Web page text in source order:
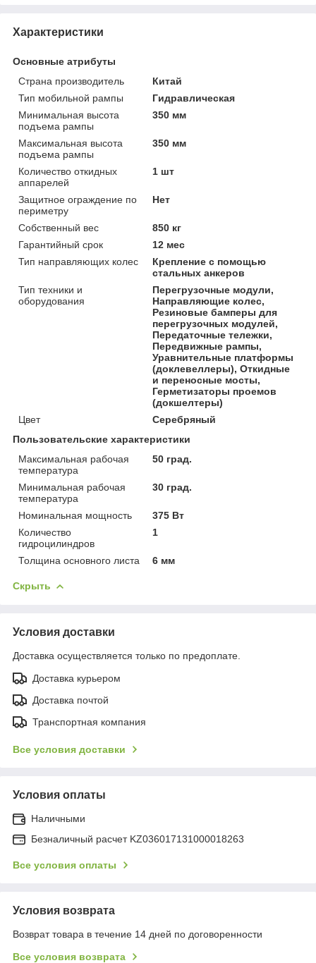
Характеристики
Основные атрибуты
Страна производитель
Китай
Тип мобильной рампы
Гидравлическая
Минимальная высота
подъема рампы
350 мм
Максимальная высота
подъема рампы
350 мм
Количество откидных
аппарелей
1 шт
Защитное ограждение по
периметру
Нет
Собственный вес
850 кг
Гарантийный срок
12 мес
Тип направляющих колес
Крепление с помощью
стальных анкеров
Тип техники и
оборудования
Перегрузочные модули,
Направляющие колес,
Резиновые бамперы для
перегрузочных модулей,
Передаточные тележки,
Передвижные рампы,
Уравнительные платформы
(доклевеллеры), Откидные
и переносные мосты,
Герметизаторы проемов
(докшелтеры)
Цвет
Серебряный
Пользовательские характеристики
Максимальная рабочая
температура
50 град.
Минимальная рабочая
температура
30 град.
Номинальная мощность
375 Вт
Количество
гидроцилиндров
1
Толщина основного листа 6 мм
Скрыть
Условия доставки
Доставка осуществляется только по предоплате.
Доставка курьером
Доставка почтой
Транспортная компания
Все условия доставки
Условия оплаты
Наличными
Безналичный расчет KZ036017131000018263
Все условия оплаты
Условия возврата
Возврат товара в течение 14 дней по договоренности
Все условия возврата